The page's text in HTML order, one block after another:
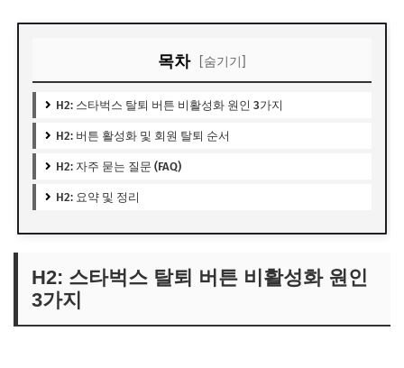
목차 [숨기기]
H2: 스타벅스 탈퇴 버튼 비활성화 원인 3가지
H2: 버튼 활성화 및 회원 탈퇴 순서
H2: 자주 묻는 질문 (FAQ)
H2: 요약 및 정리
H2: 스타벅스 탈퇴 버튼 비활성화 원인
3가지